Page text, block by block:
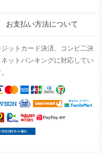
お支払い方法について
ジットカード決済、コンビ二決
ネットバンキングに対応してい